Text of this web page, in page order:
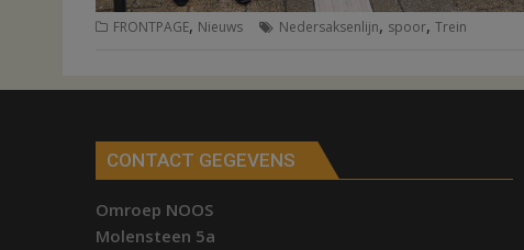
FRONTPAGE, Nieuws Nedersaksenlijn, spoor, Trein
CONTACT GEGEVENS
Omroep NOOS
Molensteen 5a